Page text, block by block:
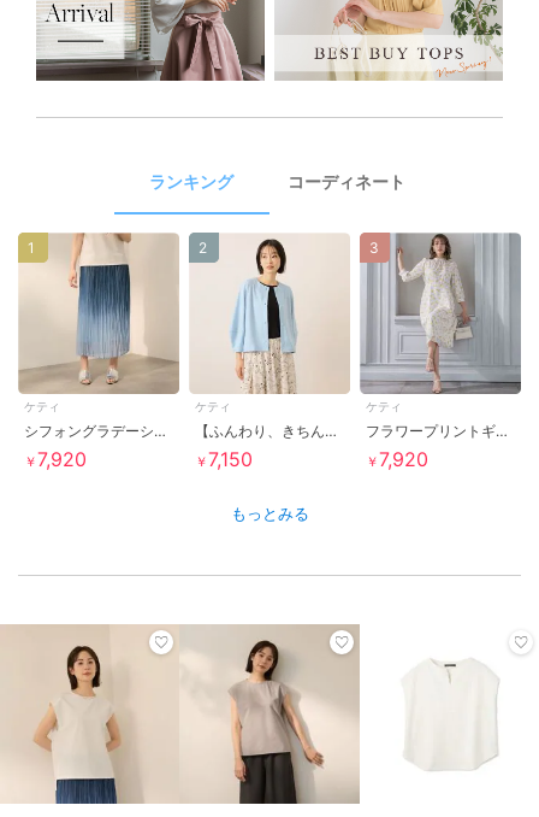
ランキング コーディネート
ケティ
シフォングラデーションプリーツスカート
￥7,920
1
ケティ
【ふんわり、きちんと。】ライトダンボールカーディガン
￥7,150
2
ケティ
フラワープリントギャザーフレアワンピース
￥7,920
3
もっとみる